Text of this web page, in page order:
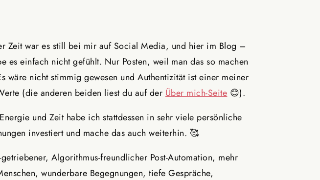
Zeit war es still bei mir auf Social Media, und hier im Blog –
es einfach nicht gefühlt. Nur Posten, weil man das so machen
wäre nicht stimmig gewesen und Authentizität ist einer meiner
(die anderen beiden liest du auf der Über mich-Seite 😊).
und Zeit habe ich stattdessen in sehr viele persönliche
investiert und mache das auch weiterhin. 🥰
getriebener, Algorithmus-freundlicher Post-Automation, mehr
wunderbare Begegnungen, tiefe Gespräche,